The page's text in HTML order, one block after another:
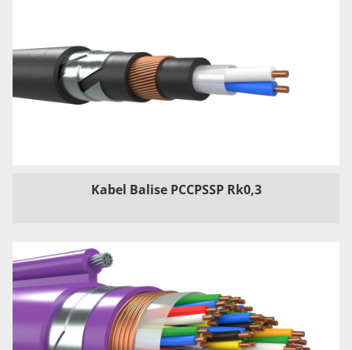
Kabel Balise PCCPSSP Rk0,3